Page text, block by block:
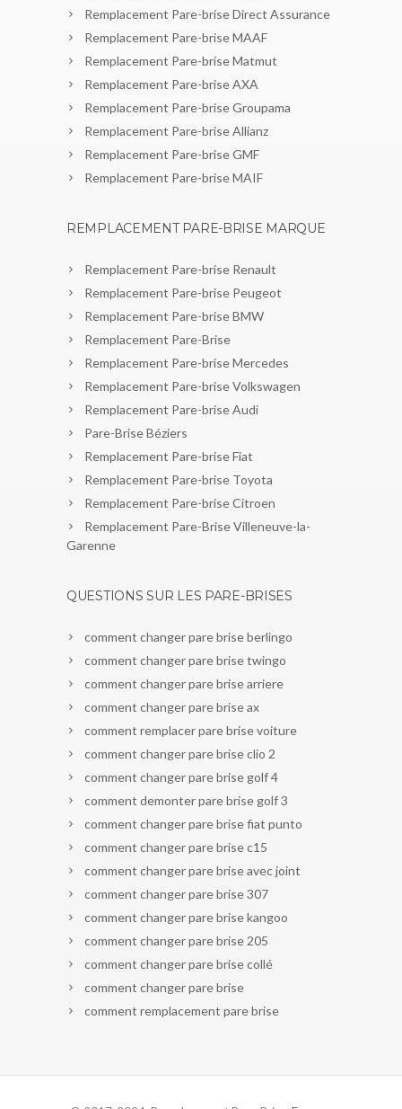
Remplacement Pare-brise Direct Assurance
Remplacement Pare-brise MAAF
Remplacement Pare-brise Matmut
Remplacement Pare-brise AXA
Remplacement Pare-brise Groupama
Remplacement Pare-brise Allianz
Remplacement Pare-brise GMF
Remplacement Pare-brise MAIF
REMPLACEMENT PARE-BRISE MARQUE
Remplacement Pare-brise Renault
Remplacement Pare-brise Peugeot
Remplacement Pare-brise BMW
Remplacement Pare-Brise
Remplacement Pare-brise Mercedes
Remplacement Pare-brise Volkswagen
Remplacement Pare-brise Audi
Pare-Brise Béziers
Remplacement Pare-brise Fiat
Remplacement Pare-brise Toyota
Remplacement Pare-brise Citroen
Remplacement Pare-Brise Villeneuve-la-
Garenne
QUESTIONS SUR LES PARE-BRISES
comment changer pare brise berlingo
comment changer pare brise twingo
comment changer pare brise arriere
comment changer pare brise ax
comment remplacer pare brise voiture
comment changer pare brise clio 2
comment changer pare brise golf 4
comment demonter pare brise golf 3
comment changer pare brise fiat punto
comment changer pare brise c15
comment changer pare brise avec joint
comment changer pare brise 307
comment changer pare brise kangoo
comment changer pare brise 205
comment changer pare brise collé
comment changer pare brise
comment remplacement pare brise